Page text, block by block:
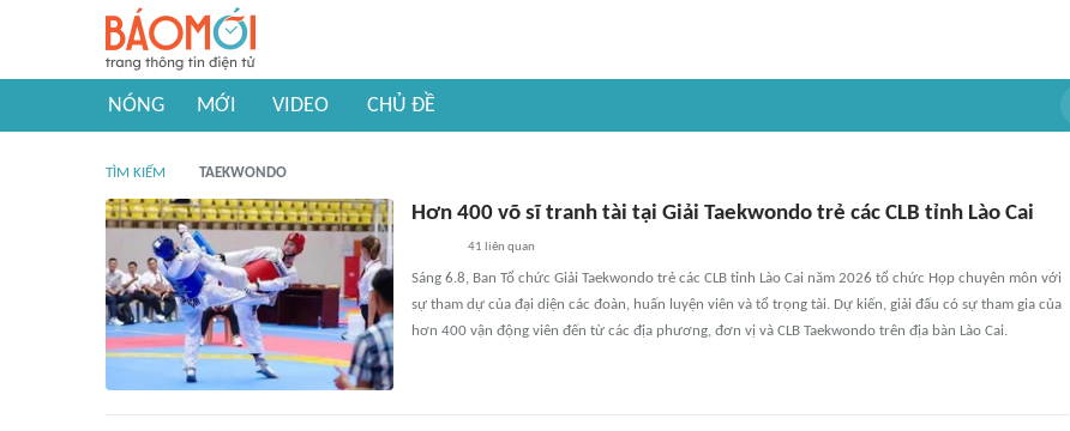
NÓNG MỚI VIDEO CHỦ ĐỀ
TÌM KIẾM TAEKWONDO
Hơn 400 võ sĩ tranh tài tại Giải Taekwondo trẻ các CLB tỉnh Lào Cai
41 liên quan
Sáng 6.8, Ban Tổ chức Giải Taekwondo trẻ các CLB tỉnh Lào Cai năm 2026 tổ chức Họp chuyên môn với
sự tham dự của đại diện các đoàn, huấn luyện viên và tổ trọng tài. Dự kiến, giải đấu có sự tham gia của
hơn 400 vận động viên đến từ các địa phương, đơn vị và CLB Taekwondo trên địa bàn Lào Cai.